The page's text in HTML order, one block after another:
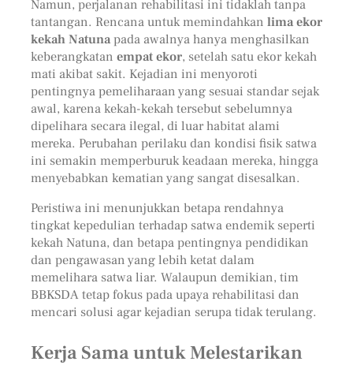
Namun, perjalanan rehabilitasi ini tidaklah tanpa
tantangan. Rencana untuk memindahkan lima ekor
kekah Natunapada awalnya hanya menghasilkan
keberangkatan empat ekor, setelah satu ekor kekah
mati akibat sakit. Kejadian ini menyoroti
pentingnya pemeliharaan yang sesuai standar sejak
awal, karena kekah-kekah tersebut sebelumnya
dipelihara secara ilegal, di luar habitat alami
mereka. Perubahan perilaku dan kondisi fisik satwa
ini semakin memperburuk keadaan mereka, hingga
menyebabkan kematian yang sangat disesalkan.
Peristiwa ini menunjukkan betapa rendahnya
tingkat kepedulian terhadap satwa endemik seperti
kekah Natuna, dan betapa pentingnya pendidikan
dan pengawasan yang lebih ketat dalam
memelihara satwa liar. Walaupun demikian, tim
BBKSDA tetap fokus pada upaya rehabilitasi dan
mencari solusi agar kejadian serupa tidak terulang.
Kerja Sama untuk Melestarikan